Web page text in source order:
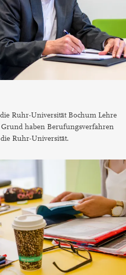
Ruhr-Universität Bochum Lehre
haben Berufungsverfahren
Ruhr-Universität.